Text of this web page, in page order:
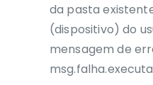
da pasta
(dispositivo) do
mensagem de